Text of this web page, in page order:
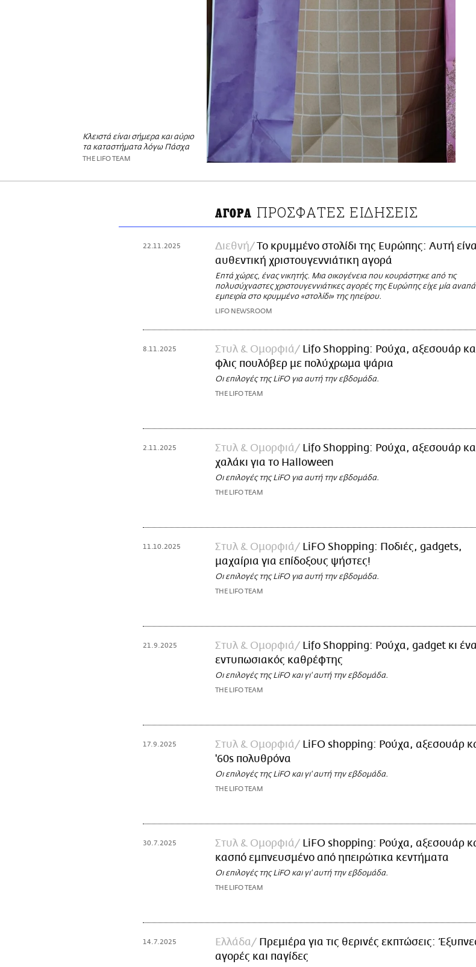
Κλειστά είναι σήμερα και αύριο
τα καταστήματα λόγω Πάσχα
THE LIFO TEAM
ΑΓΟΡΑ ΠΡΟΣΦΑΤΕΣ ΕΙΔΗΣΕΙΣ
22.11.2025 Διεθνή
Το κρυμμένο στολίδι της Ευρώπης: Αυτή
αυθεντική χριστουγεννιάτικη αγορά
Επτά χώρες, ένας νικητής. Μια οικογένεια που κουράστηκε από τις
πολυσύχναστες χριστουγεννιάτικες αγορές της Ευρώπης είχε μία
εμπειρία στο κρυμμένο «στολίδι» της ηπείρου.
LIFO NEWSROOM
8.11.2025 Στυλ & Ομορφιά
Lifo Shopping: Ρούχα, αξεσουάρ
φλις πουλόβερ με πολύχρωμα ψάρια
Οι επιλογές της LiFO για αυτή την εβδομάδα.
THE LIFO TEAM
2.11.2025 Στυλ & Ομορφιά
Lifo Shopping: Ρούχα, αξεσουάρ
χαλάκι για το Halloween
Οι επιλογές της LiFO για αυτή την εβδομάδα.
THE LIFO TEAM
11.10.2025 Στυλ & Ομορφιά
LiFO Shopping: Ποδιές, gadgets,
μαχαίρια για επίδοξους ψήστες!
Οι επιλογές της LiFO για αυτή την εβδομάδα.
THE LIFO TEAM
21.9.2025 Στυλ & Ομορφιά
Lifo Shopping: Ρούχα, gadget κι
εντυπωσιακός καθρέφτης
Οι επιλογές της LiFO και γι' αυτή την εβδομάδα.
THE LIFO TEAM
17.9.2025 Στυλ & Ομορφιά
LiFO shopping: Ρούχα, αξεσουάρ
'60s πολυθρόνα
Οι επιλογές της LiFO και γι' αυτή την εβδομάδα.
THE LIFO TEAM
30.7.2025 Στυλ & Ομορφιά
LiFO shopping: Ρούχα, αξεσουάρ
κασπό εμπνευσμένο από ηπειρώτικα κεντήματα
Οι επιλογές της LiFO και γι' αυτή την εβδομάδα.
THE LIFO TEAM
14.7.2025 Ελλάδα
Πρεμιέρα για τις θερινές εκπτώσεις:
αγορές και παγίδες